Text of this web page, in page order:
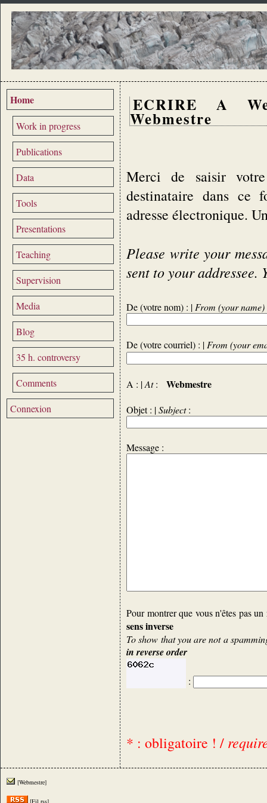
Home
Work in progress
Publications
Data
Tools
Presentations
Teaching
Supervision
Media
Blog
35 h. controversy
Comments
Connexion
ECRIRE A
Webmestre
Merci de saisir
destinataire dans ce
adresse électronique.
Please write your
sent to your addressee.
De (votre nom) : | From (your name)
De (votre courriel) : | From (your
A : |At: Webmestre
Objet : |Subject:
Message :
Pour montrer que vous n'êtes pas
sens inverse
To show that you are not a
in reverse order
:
* : obligatoire ! /
[Webmestre]
[Fil rss]